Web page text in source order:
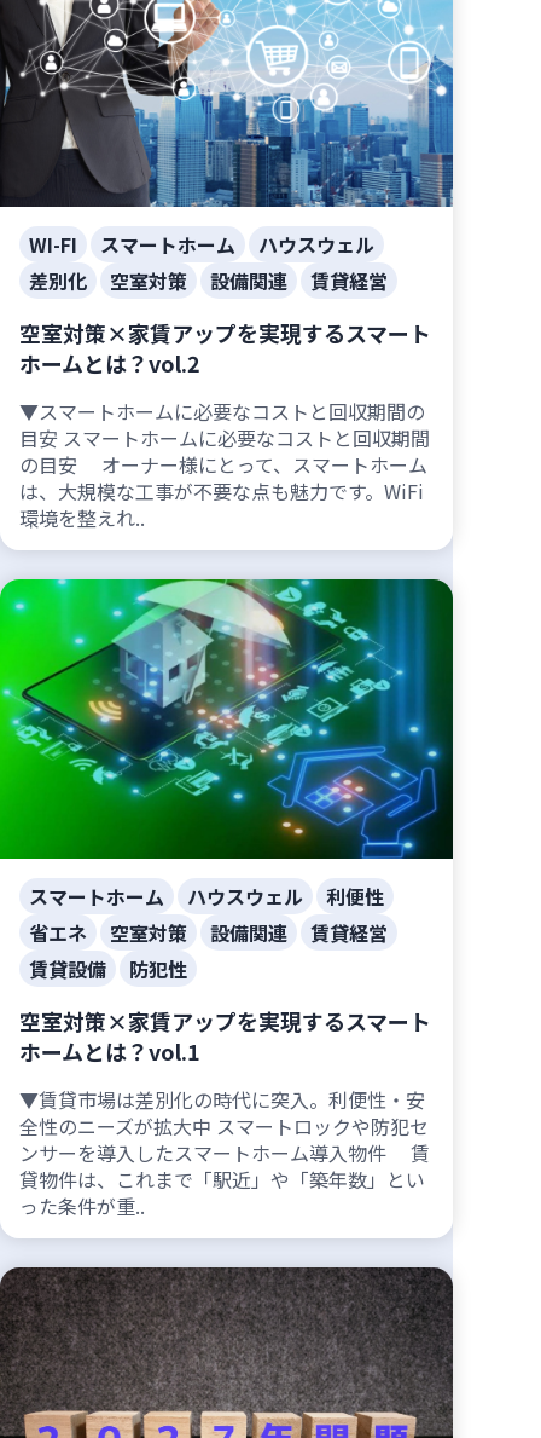
WI-FI スマートホーム
ハウスウェル
差別化
空室対策 設備関連 賃貸経営
空室対策×家賃アップを実現するスマート
ホームとは？vol.2
▼スマートホームに必要なコストと回収期間の
目安 スマートホームに必要なコストと回収期間
の目安 オーナー様にとって、スマートホーム
は、大規模な工事が不要な点も魅力です。WiFi
環境を整えれ..
スマートホーム ハウスウェル
利便性
省エネ
空室対策 設備関連
賃貸経営
賃貸設備
防犯性
空室対策×家賃アップを実現するスマート
ホームとは？vol.1
▼賃貸市場は差別化の時代に突入。利便性・安
全性のニーズが拡大中 スマートロックや防犯セ
ンサーを導入したスマートホーム導入物件 賃
貸物件は、これまで「駅近」や「築年数」とい
った条件が重..